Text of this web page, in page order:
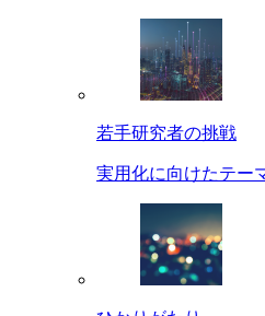
若手研究者の挑戦
実用化に向けたテー